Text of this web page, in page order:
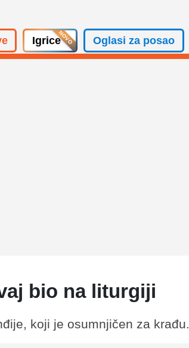
Igrice Oglasi za posao
bio na liturgiji
koji je osumnjičen za krađu.